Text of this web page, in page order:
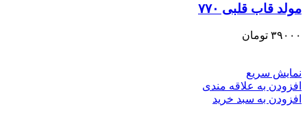
مولد قاب قلبی ۷۷۰
۳۹۰۰۰ تومان
نمایش سریع
افزودن به علاقه مندی
افزودن به سبد خرید